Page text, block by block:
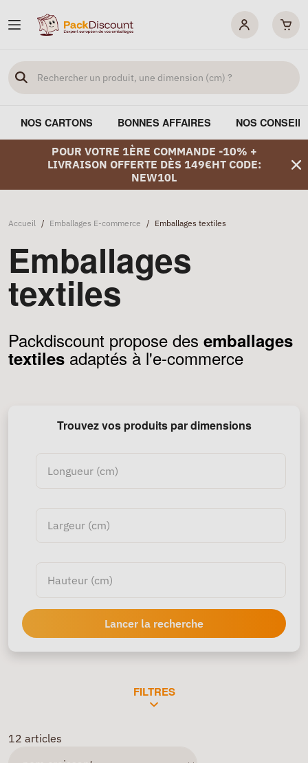
NOS CARTONS BONNES AFFAIRES NOS
POUR VOTRE 1ÈRE COMMANDE -10% +
LIVRAISON OFFERTE DÈS 149€HT CODE:
NEW10L
Accueil / Emballages E-commerce / Emballages textiles
Emballages
textiles
Packdiscount propose des emballages
textiles adaptés à l'e-commerce
Trouvez vos produits par dimensions
Lancer la recherche
FILTRES
12 articles